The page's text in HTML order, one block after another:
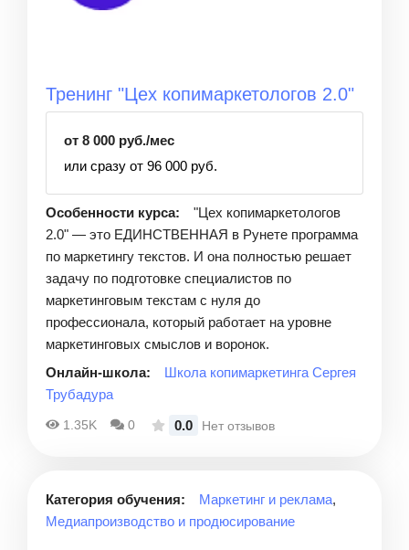
Тренинг "Цех копимаркетологов 2.0"
от 8 000 руб./мес
или сразу от 96 000 руб.
Особенности курса:
"Цех копимаркетологов
2.0" — это ЕДИНСТВЕННАЯ в Рунете программа
по маркетингу текстов. И она полностью решает
задачу по подготовке специалистов по
маркетинговым текстам с нуля до
профессионала, который работает на уровне
маркетинговых смыслов и воронок.
Онлайн-школа:
Школа копимаркетинга Сергея
Трубадура
1.35K 0 0.0 Нет отзывов
Категория обучения: Маркетинг и реклама,
Медиапроизводство и продюсирование